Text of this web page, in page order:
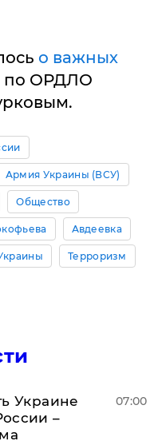
о важных
по ОРДЛО
Армия Украины (ВСУ)
Общество
Авдеевка
Терроризм
Украине
–
07:00